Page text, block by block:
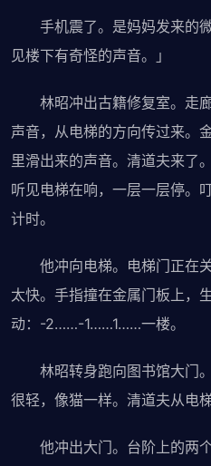
手机震了。是妈妈发来的
见楼下有奇怪的声音。」
林昭冲出古籍修复室。走廊
声音，从电梯的方向传过来。
里滑出来的声音。清道夫来了
听见电梯在响，一层一层停。
计时。
他冲向电梯。电梯门正在
太快。手指撞在金属门板上，
动：-2……-1……1……一楼。
林昭转身跑向图书馆大门。
很轻，像猫一样。清道夫从电
他冲出大门。台阶上的两个